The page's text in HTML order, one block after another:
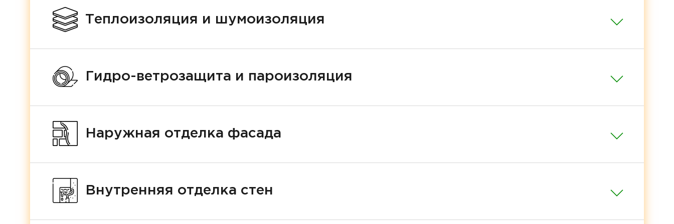
Теплоизоляция и шумоизоляция
Гидро-ветрозащита и пароизоляция
Наружная отделка фасада
Внутренняя отделка стен